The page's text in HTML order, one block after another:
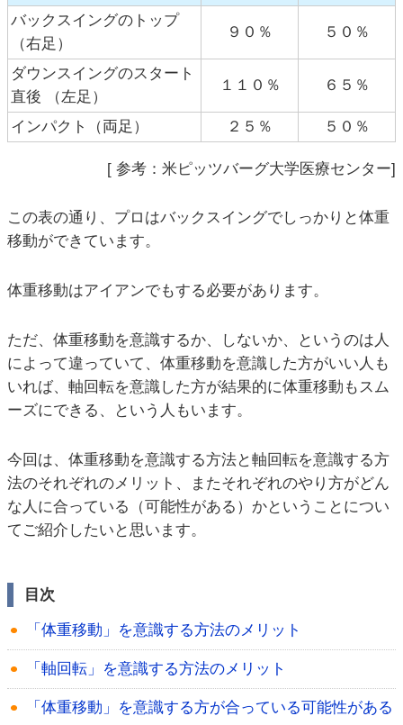
バックスイングのトップ
（右足）
９０％ ５０％
ダウンスイングのスタート
直後 （左足）
１１０％ ６５％
インパクト（両足） ２５％ ５０％
[ 参考：米ピッツバーグ大学医療センター]
この表の通り、プロはバックスイングでしっかりと体重
移動ができています。
体重移動はアイアンでもする必要があります。
ただ、体重移動を意識するか、しないか、というのは人
によって違っていて、体重移動を意識した方がいい人も
いれば、軸回転を意識した方が結果的に体重移動もスム
ーズにできる、という人もいます。
今回は、体重移動を意識する方法と軸回転を意識する方
法のそれぞれのメリット、またそれぞれのやり方がどん
な人に合っている（可能性がある）かということについ
てご紹介したいと思います。
目次
「体重移動」を意識する方法のメリット
「軸回転」を意識する方法のメリット
「体重移動」を意識する方が合っている可能性がある